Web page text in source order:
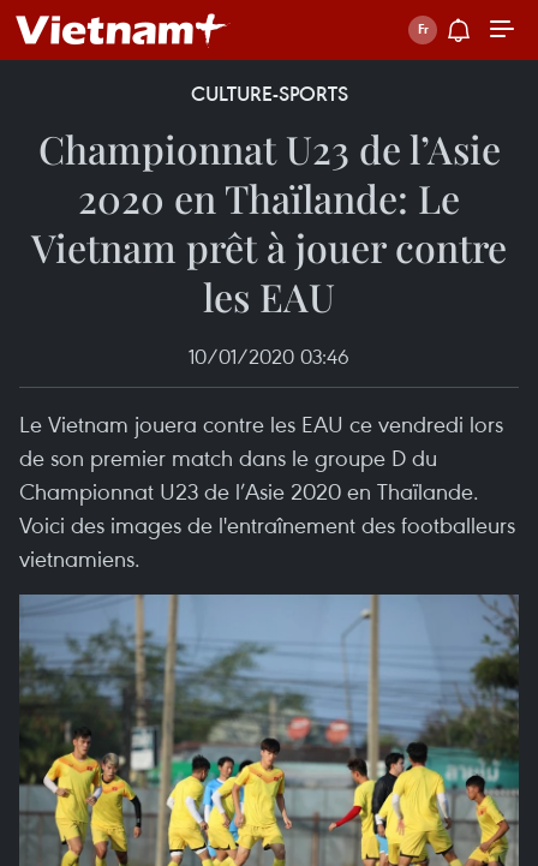
CULTURE-SPORTS
Championnat U23 de l’Asie
2020 en Thaïlande: Le
Vietnam prêt à jouer contre
les EAU
10/01/2020 03:46
Le Vietnam jouera contre les EAU ce vendredi lors
de son premier match dans le groupe D du
Championnat U23 de l’Asie 2020 en Thaïlande.
Voici des images de l'entraînement des footballeurs
vietnamiens.